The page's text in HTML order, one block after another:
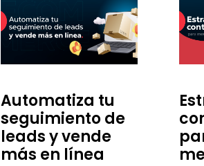
Automatiza tu
seguimiento de
leads y vende
más en línea